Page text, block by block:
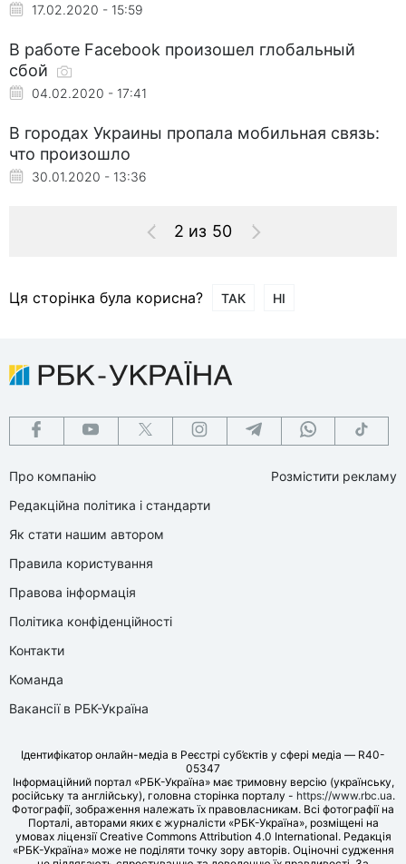
17.02.2020 - 15:59
В работе Facebook произошел глобальный
сбой
04.02.2020 - 17:41
В городах Украины пропала мобильная связь:
что произошло
30.01.2020 - 13:36
2 из 50
Ця сторінка була корисна? ТАК НІ
Про компанію
Редакційна політика і стандарти
Як стати нашим автором
Правила користування
Правова інформація
Політика конфіденційності
Контакти
Команда
Вакансії в РБК-Україна
Розмістити рекламу
Ідентифікатор онлайн-медіа в Реєстрі суб’єктів у сфері медіа — R40-
05347
Інформаційний портал «РБК-Україна» має тримовну версію (українську,
російську та англійську), головна сторінка порталу - https://www.rbc.ua.
Фотографії, зображення належать їх правовласникам. Всі фотографії на
Порталі, авторами яких є журналісти «РБК-Україна», розміщені на
умовах ліцензії Creative Commons Attribution 4.0 International. Редакція
«РБК-Україна» може не поділяти точку зору авторів. Оціночні судження